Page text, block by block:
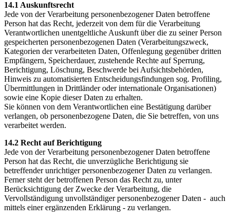
14.1 Auskunftsrecht
Jede von der Verarbeitung personenbezogener Daten betroffene
Person hat das Recht, jederzeit von dem für die Verarbeitung
Verantwortlichen unentgeltliche Auskunft über die zu seiner Person
gespeicherten personenbezogenen Daten (Verarbeitungszweck,
Kategorien der verarbeiteten Daten, Offenlegung gegenüber dritten
Empfängern, Speicherdauer, zustehende Rechte auf Sperrung,
Berichtigung, Löschung, Beschwerde bei Aufsichtsbehörden,
Hinweis zu automatisierten Entscheidungsfindungen sog. Profiling,
Übermittlungen in Drittländer oder internationale Organisationen)
sowie eine Kopie dieser Daten zu erhalten.
Sie können von dem Verantwortlichen eine Bestätigung darüber
verlangen, ob personenbezogene Daten, die Sie betreffen, von uns
verarbeitet werden.
14.2 Recht auf Berichtigung
Jede von der Verarbeitung personenbezogener Daten betroffene
Person hat das Recht, die unverzügliche Berichtigung sie
betreffender unrichtiger personenbezogener Daten zu verlangen.
Ferner steht der betroffenen Person das Recht zu, unter
Berücksichtigung der Zwecke der Verarbeitung, die
Vervollständigung unvollständiger personenbezogener Daten - auch
mittels einer ergänzenden Erklärung - zu verlangen.